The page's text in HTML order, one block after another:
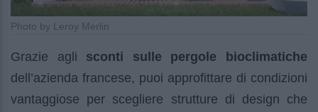
Photo by Leroy Merlin
Grazie agli sconti sulle pergole bioclimatiche
dell’azienda francese, puoi approfittare di condizioni
vantaggiose per scegliere strutture di design che